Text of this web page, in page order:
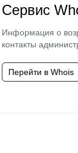
Сервис
Информация о
контакты
Перейти в Whois